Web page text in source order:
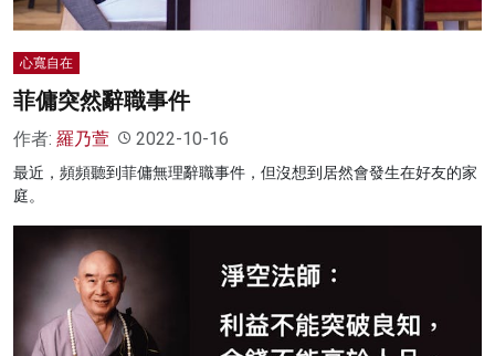
心寬自在
菲傭突然辭職事件
作者: 羅乃萱 2022-10-16
最近，頻頻聽到菲傭無理辭職事件，但沒想到居然會發生在好友的家
庭。